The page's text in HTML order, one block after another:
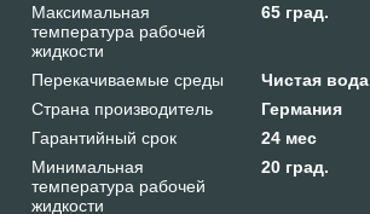
Максимальная
температура рабочей
жидкости
65 град.
Перекачиваемые среды
Чистая вода
Страна производитель
Германия
Гарантийный срок
24 мес
Минимальная
температура рабочей
жидкости
20 град.